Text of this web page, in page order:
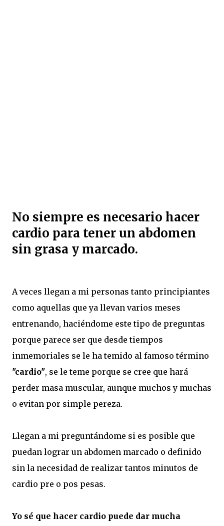
No siempre es necesario hacer
cardio para tener un abdomen
sin grasa y marcado.
A veces llegan a mi personas tanto principiantes
como aquellas que ya llevan varios meses
entrenando, haciéndome este tipo de preguntas
porque parece ser que desde tiempos
inmemoriales se le ha temido al famoso término
"cardio", se le teme porque se cree que hará
perder masa muscular, aunque muchos y muchas
o evitan por simple pereza.
Llegan a mi preguntándome si es posible que
puedan lograr un abdomen marcado o definido
sin la necesidad de realizar tantos minutos de
cardio pre o pos pesas.
Yo sé que hacer cardio puede dar mucha